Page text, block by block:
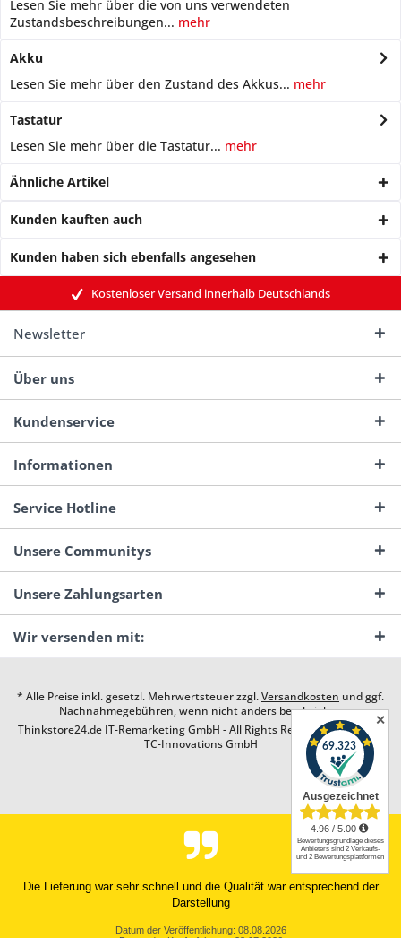
Lesen Sie mehr über die von uns verwendeten
Zustandsbeschreibungen... mehr
Akku
Lesen Sie mehr über den Zustand des Akkus... mehr
Tastatur
Lesen Sie mehr über die Tastatur... mehr
Ähnliche Artikel
Kunden kauften auch
Kunden haben sich ebenfalls angesehen
Kostenloser Versand innerhalb Deutschlands
Newsletter
Über uns
Kundenservice
Informationen
Service Hotline
Unsere Communitys
Unsere Zahlungsarten
Wir versenden mit:
* Alle Preise inkl. gesetzl. Mehrwertsteuer zzgl.Versandkosten und ggf.
Nachnahmegebühren, wenn nicht anders beschrieben
Thinkstore24.de IT-Remarketing GmbH - All Rights Reserved. Design by
TC-Innovations GmbH
Die Lieferung war sehr schnell und die Qualität war entsprechend der
Darstellung
Datum der Veröffentlichung: 08.08.2026
✕